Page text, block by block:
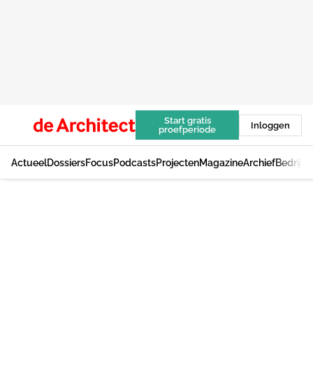
Start gratis
proefperiode
Inloggen
ActueelDossiersFocusPodcastsProjectenMagazineArchief